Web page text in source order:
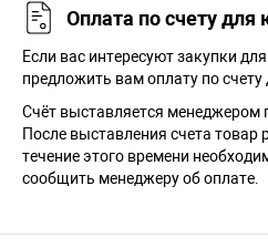
Оплата по счету для
Если вас интересуют закупки
предложить вам оплату по счету
Счёт выставляется менеджером
После выставления счета товар
течение этого времени
сообщить менеджеру об оплате.